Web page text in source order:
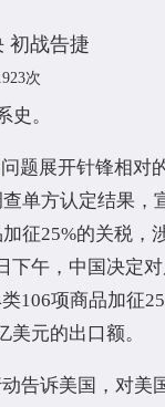
初战告捷
次
史。
题展开针锋相对
单方认定结果，
征25%的关税，
下午，中国决定
106项商品加征
元的出口额。
告诉美国，对美